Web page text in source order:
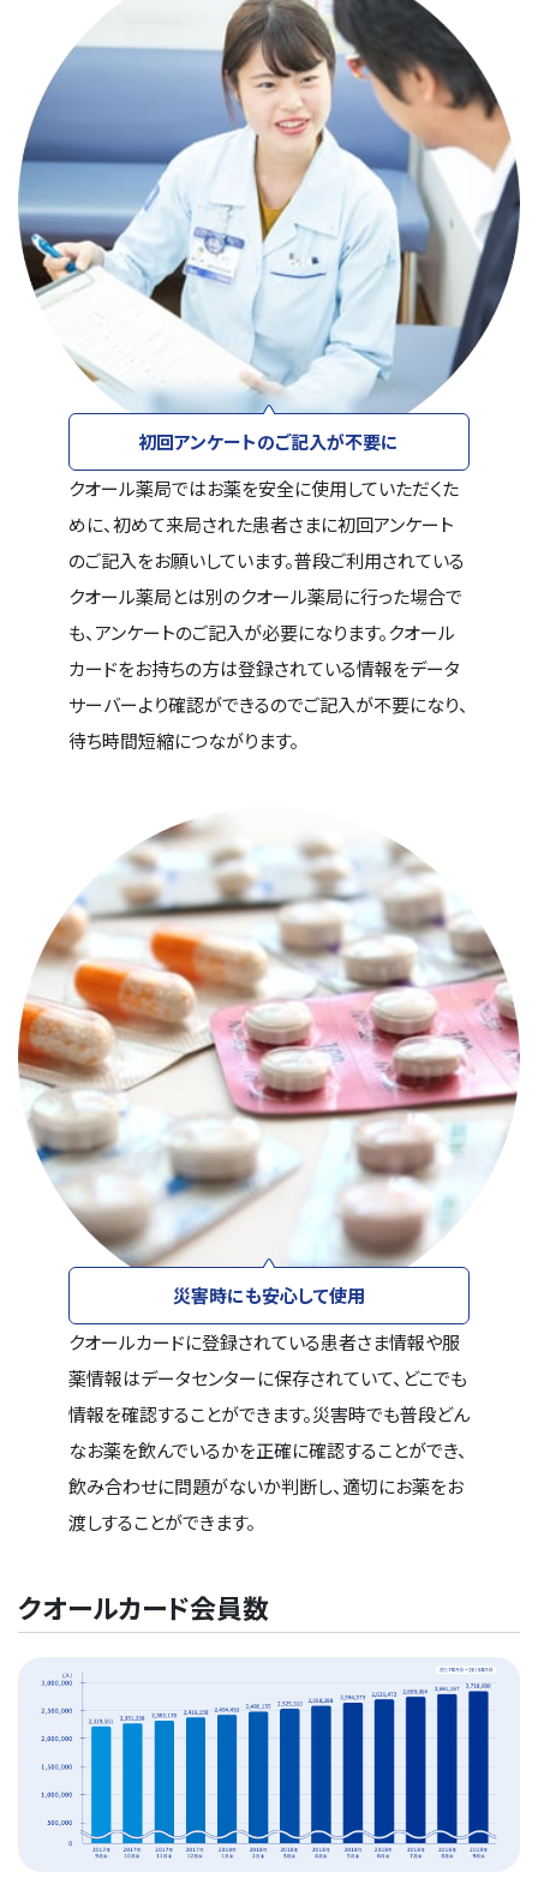
初回アンケートのご記入が不要に
クオール薬局ではお薬を安全に使用していただくた
めに、初めて来局された患者さまに初回アンケート
のご記入をお願いしています。普段ご利用されている
クオール薬局とは別のクオール薬局に行った場合で
も、アンケートのご記入が必要になります。クオール
カードをお持ちの方は登録されている情報をデータ
サーバーより確認ができるのでご記入が不要になり、
待ち時間短縮につながります。
災害時にも安心して使用
クオールカードに登録されている患者さま情報や服
薬情報はデータセンターに保存されていて、どこでも
情報を確認することができます。災害時でも普段どん
なお薬を飲んでいるかを正確に確認することができ、
飲み合わせに問題がないか判断し、適切にお薬をお
渡しすることができます。
クオールカード会員数